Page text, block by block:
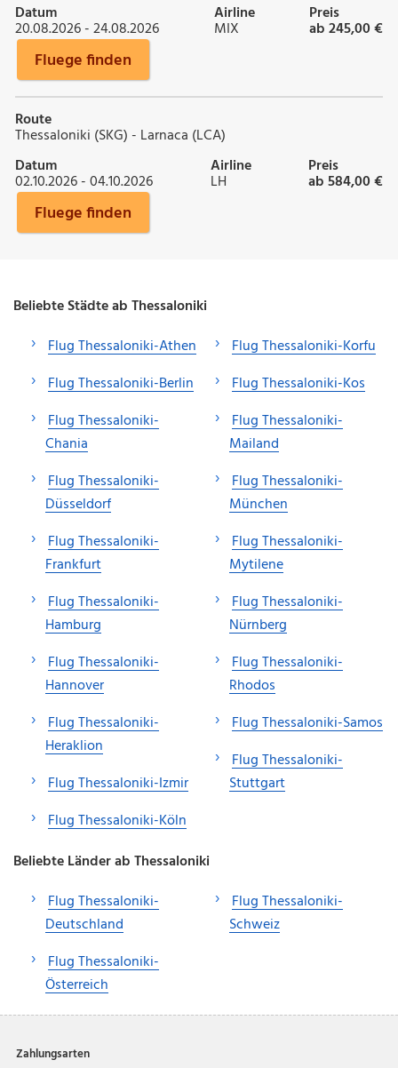
Datum
20.08.2026 - 24.08.2026
Airline
MIX
Preis
ab 245,00 €
Fluege finden
Route
Thessaloniki (SKG) - Larnaca (LCA)
Datum
02.10.2026 - 04.10.2026
Airline
LH
Preis
ab 584,00 €
Fluege finden
Beliebte Städte ab Thessaloniki
Flug Thessaloniki-Athen
Flug Thessaloniki-Berlin
Flug Thessaloniki-
Chania
Flug Thessaloniki-
Düsseldorf
Flug Thessaloniki-
Frankfurt
Flug Thessaloniki-
Hamburg
Flug Thessaloniki-
Hannover
Flug Thessaloniki-
Heraklion
Flug Thessaloniki-Izmir
Flug Thessaloniki-Köln
Flug Thessaloniki-Korfu
Flug Thessaloniki-Kos
Flug Thessaloniki-
Mailand
Flug Thessaloniki-
München
Flug Thessaloniki-
Mytilene
Flug Thessaloniki-
Nürnberg
Flug Thessaloniki-
Rhodos
Flug Thessaloniki-Samos
Flug Thessaloniki-
Stuttgart
Beliebte Länder ab Thessaloniki
Flug Thessaloniki-
Deutschland
Flug Thessaloniki-
Österreich
Flug Thessaloniki-
Schweiz